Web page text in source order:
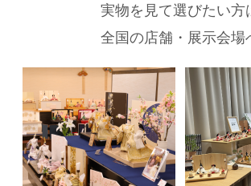
実物を見て選びたい方
全国の店舗・展示会場